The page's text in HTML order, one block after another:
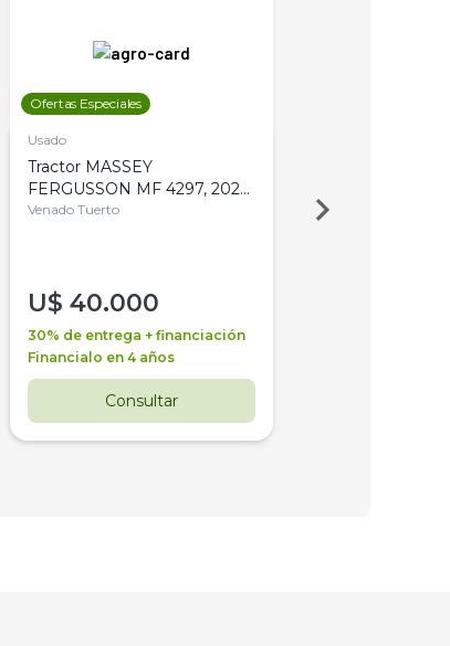
Ofertas Especiales
Usado
Tractor MASSEY
FERGUSSON MF 4297, 2020,
4WD, PATON
Venado Tuerto
U$ 40.000
30% de entrega + financiación
Financialo en 4 años
Consultar
Venado Tuerto